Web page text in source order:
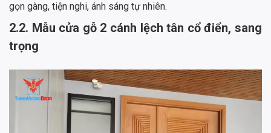
gọn gàng, tiện nghi, ánh sáng tự nhiên.
2.2. Mẫu cửa gỗ 2 cánh lệch tân cổ điển, sang
trọng